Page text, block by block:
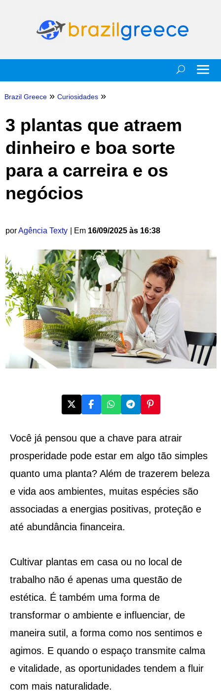
Brazil Greece » Curiosidades »
3 plantas que atraem
dinheiro e boa sorte
para a carreira e os
negócios
porAgência Texty | Em 16/09/2025 às 16:38
Você já pensou que a chave para atrair
prosperidade pode estar em algo tão simples
quanto uma planta? Além de trazerem beleza
e vida aos ambientes, muitas espécies são
associadas a energias positivas, proteção e
até abundância financeira.
Cultivar plantas em casa ou no local de
trabalho não é apenas uma questão de
estética. É também uma forma de
transformar o ambiente e influenciar, de
maneira sutil, a forma como nos sentimos e
agimos. E quando o espaço transmite calma
e vitalidade, as oportunidades tendem a fluir
com mais naturalidade.